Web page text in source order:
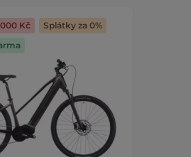
Kč
Splátky za 0%